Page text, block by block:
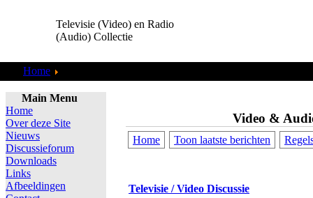
Televisie (Video) en Radio
(Audio) Collectie
Home
Main Menu
Home
Over deze Site
Nieuws
Discussieforum
Downloads
Links
Afbeeldingen
Video &
Home Toon laatste berichten
Televisie / Video Discussie